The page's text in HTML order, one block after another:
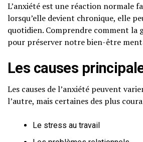
L’anxiété est une réaction normale
lorsqu’elle devient chronique, elle
quotidien. Comprendre comment la
pour préserver notre bien-être
Les causes
Les causes de l’anxiété peuvent
l’autre, mais certaines des plus
Le stress au travail